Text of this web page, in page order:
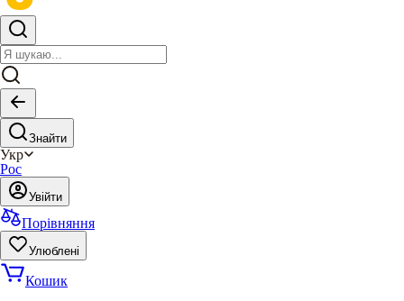
Знайти
Укр
Рос
Увійти
Порівняння
Улюблені
Кошик